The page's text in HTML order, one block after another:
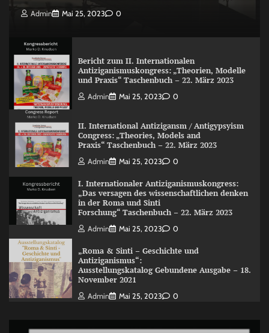
Admin Mai 25, 2023 0
Bericht zum II. Internationalen
Antiziganismuskongress: „Theorien, Modelle
und Praxis“ Taschenbuch – 22. März 2023
Admin Mai 25, 2023 0
II. International Antizigansm / Antigypsyism
Congress: „Theories, Models and
Praxis“ Taschenbuch – 22. März 2023
Admin Mai 25, 2023 0
I. Internationaler Antiziganismuskongress:
„Das versagen des wissenschaftlichen denken
in der Roma und Sinti
Forschung“ Taschenbuch – 22. März 2023
Admin Mai 25, 2023 0
„Roma & Sinti – Geschichte und
Antiziganismus“:
Ausstellungskatalog Gebundene Ausgabe – 18.
November 2021
Admin Mai 25, 2023 0